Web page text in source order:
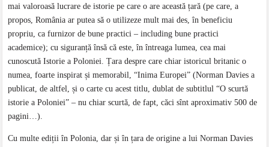
mai valoroasă lucrare de istorie pe care o are această țară (pe care, a
propos, România ar putea să o utilizeze mult mai des, în beneficiu
propriu, ca furnizor de bune practici – including bune practici
academice); cu siguranță însă că este, în întreaga lumea, cea mai
cunoscută Istorie a Poloniei. Țara despre care chiar istoricul britanic o
numea, foarte inspirat și memorabil, “Inima Europei” (Norman Davies a
publicat, de altfel, și o carte cu acest titlu, dublat de subtitlul “O scurtă
istorie a Poloniei” – nu chiar scurtă, de fapt, căci sînt aproximativ 500 de
pagini…).
Cu multe ediții în Polonia, dar și în țara de origine a lui Norman Davies